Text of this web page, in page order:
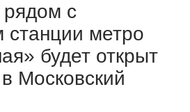
рядом с
станции метро
будет открыт
Московский